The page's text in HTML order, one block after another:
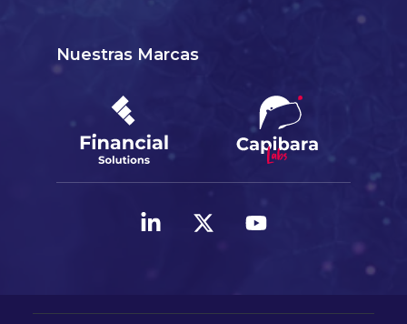
Nuestras Marcas